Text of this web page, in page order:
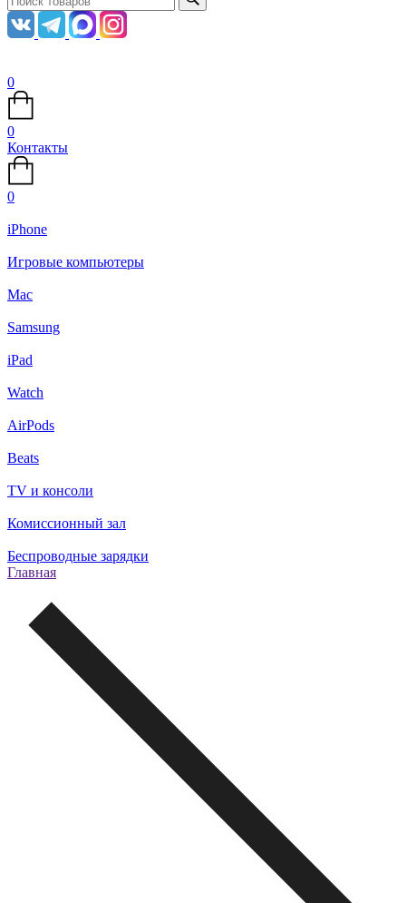
0
0
Контакты
0
iPhone
Игровые компьютеры
Mac
Samsung
iPad
Watch
AirPods
Beats
TV и консоли
Комиссионный зал
Беспроводные зарядки
Главная